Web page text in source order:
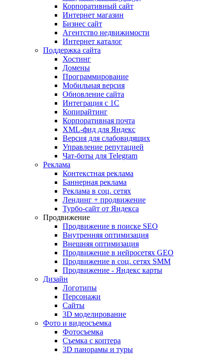
Корпоративный сайт
Интернет магазин
Бизнес сайт
Агентство недвижимости
Интернет каталог
Поддержка сайта
Хостинг
Домены
Программирование
Мобильная версия
Обновление сайта
Интеграция с 1С
Копирайтинг
Корпоративная почта
XML-фид для Яндекс
Версия для слабовидящих
Управление репутацией
Чат-боты для Telegram
Реклама
Контекстная реклама
Баннерная реклама
Реклама в соц. сетях
Лендинг + продвижение
Турбо-сайт от Яндекса
Продвижение
Продвижение в поиске SEO
Внутренняя оптимизация
Внешняя оптимизация
Продвижение в нейросетях GEO
Продвижение в соц. сетях SMM
Продвижение - Яндекс карты
Дизайн
Логотипы
Персонажи
Сайты
3D моделирование
Фото и видеосъемка
Фотосъемка
Съемка с коптера
3D панорамы и туры